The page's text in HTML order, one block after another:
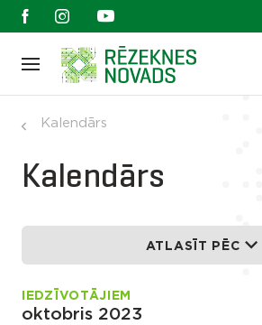
Kalendārs
Kalendārs
ATLASĪT PĒC
IEDZĪVOTĀJIEM
oktobris 2023